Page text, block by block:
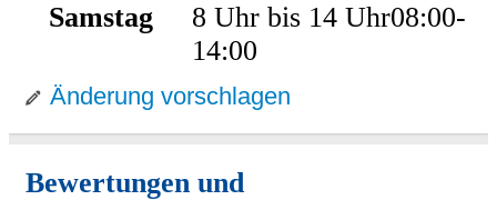
Samstag
8 Uhr bis 14 Uhr08:00-
14:00
Änderung vorschlagen
Bewertungen und